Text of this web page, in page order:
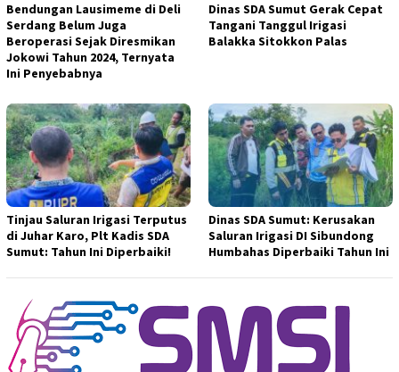
Bendungan Lausimeme di Deli
Serdang Belum Juga
Beroperasi Sejak Diresmikan
Jokowi Tahun 2024, Ternyata
Ini Penyebabnya
Dinas SDA Sumut Gerak Cepat
Tangani Tanggul Irigasi
Balakka Sitokkon Palas
Tinjau Saluran Irigasi Terputus
di Juhar Karo, Plt Kadis SDA
Sumut: Tahun Ini Diperbaiki!
Dinas SDA Sumut: Kerusakan
Saluran Irigasi DI Sibundong
Humbahas Diperbaiki Tahun Ini